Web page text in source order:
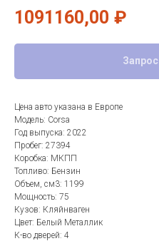
1091160,00 ₽
Запрос
Цена авто указана в Европе
Модель: Corsa
Год выпуска: 2022
Пробег: 27394
Коробка: МКПП
Топливо: Бензин
Объем, см3: 1199
Мощность: 75
Кузов: Кляйнваген
Цвет: Белый Металлик
К-во дверей: 4